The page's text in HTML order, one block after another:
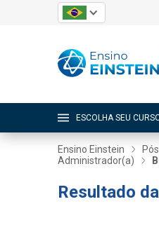
ESCOLHA SEU
Ensino Einstein
Administrador(a)
Resultado